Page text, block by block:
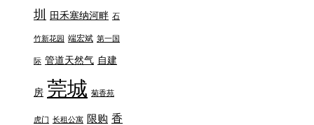
圳
田禾塞纳河畔 石
竹新花园 端宏斌 第一国
际 管道天然气 自建
房 莞城 菊香苑
虎门 长租公寓 限购 香